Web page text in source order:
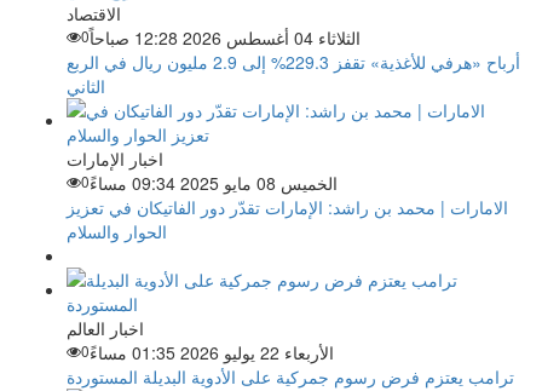
الاقتصاد
الثلاثاء 04 أغسطس 2026 12:28 صباحاً
0
أرباح «هرفي للأغذية» تقفز 229.3% إلى 2.9 مليون ريال في الربع
الثاني
اخبار الإمارات
الخميس 08 مايو 2025 09:34 مساءً
0
الامارات | محمد بن راشد: الإمارات تقدّر دور الفاتيكان في تعزيز
الحوار والسلام
اخبار العالم
الأربعاء 22 يوليو 2026 01:35 مساءً
0
ترامب يعتزم فرض رسوم جمركية على الأدوية البديلة المستوردة